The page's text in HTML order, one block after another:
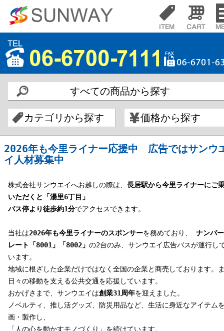
すべての商品から探す
カテゴリから探す 価格から探す
2026年も今里ライナー応援中 広告ではサンウ
イ人材募集中
株式会社サンウエイへお越しの際は、 長居駅から今里ライナーにご
いただくと「湯里6丁目」
バス停より徒歩約1分でアクセスできます。
当社は2026年も今里ライナーのスポンサーを務めており、 ナンバ
レート「8001」「8002」 の2台のみ、サンウエイ広告バスが運行し
います。
地域に根ざした企業だけではなく全国の企業と商売しております。
日々の移動を支える公共交通を応援しています。
おかげさまで、サンウエイは創業31周年を迎えました。
ノベルティ、推し活グッズ、防災用品など、生活に身近なアイテム
画・製作し、
「人の心を動かすモノづくり」を続けています。